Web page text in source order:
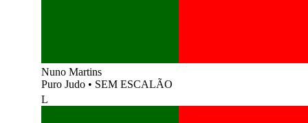
Nuno Martins
Puro Judo • SEM ESCALÃO
L